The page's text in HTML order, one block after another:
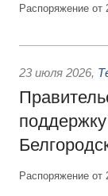
Распоряжение
23 июля 2026,
поддержку
Распоряжение